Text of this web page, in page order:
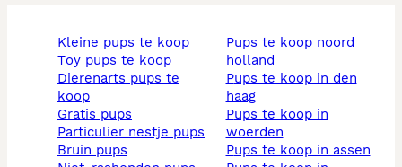
kleine pups te koop
toy pups te koop
dierenarts pups te
koop
gratis pups
particulier nestje pups
bruin pups
pups te koop noord
holland
pups te koop in den
haag
pups te koop in
woerden
pups te koop in assen